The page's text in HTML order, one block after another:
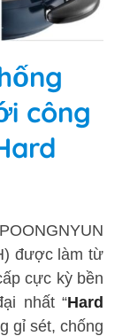
công
được làm từ
cực kỳ bền
nhất “Hard
gỉ sét, chống